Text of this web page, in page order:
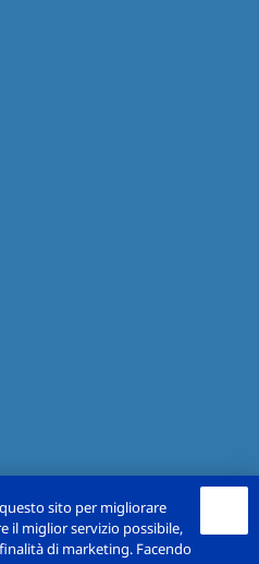
sito per migliorare
il miglior servizio possibile,
di marketing. Facendo